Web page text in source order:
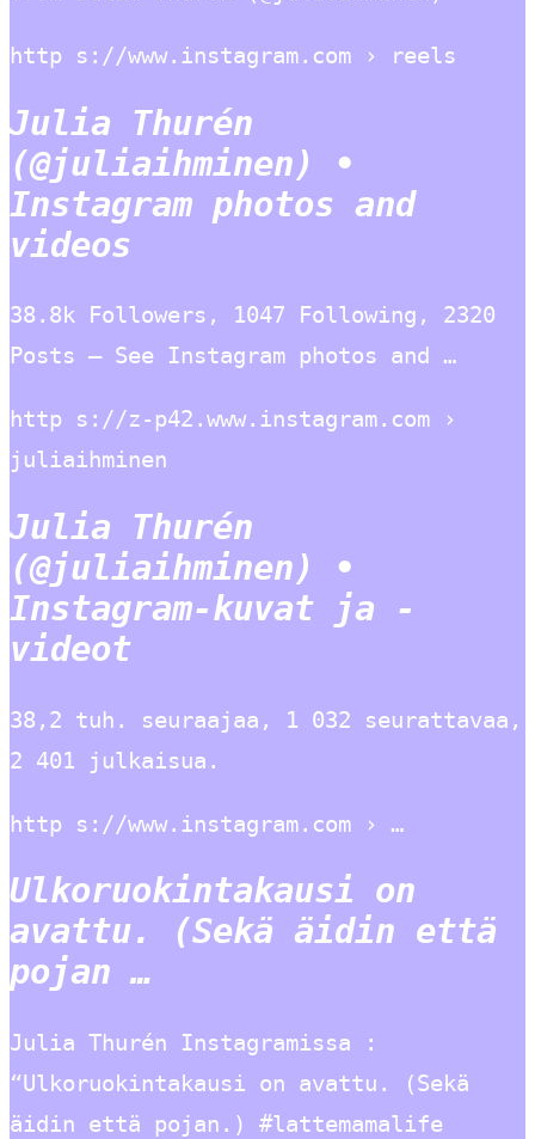
http s://www.instagram.com › reels
Julia Thurén
(@juliaihminen) •
Instagram photos and
videos
38.8k Followers, 1047 Following, 2320
Posts – See Instagram photos and …
http s://z-p42.www.instagram.com ›
juliaihminen
Julia Thurén
(@juliaihminen) •
Instagram-kuvat ja -
videot
38,2 tuh. seuraajaa, 1 032 seurattavaa,
2 401 julkaisua.
http s://www.instagram.com › …
Ulkoruokintakausi on
avattu. (Sekä äidin että
pojan …
Julia Thurén Instagramissa :
“Ulkoruokintakausi on avattu. (Sekä
äidin että pojan.) #lattemamalife